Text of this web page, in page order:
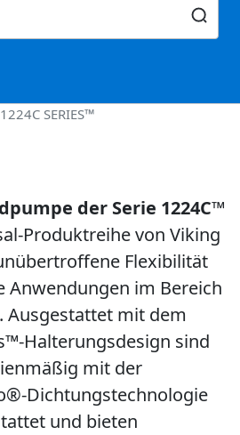
1224C SERIES™
der Serie 1224C™
Produktreihe von Viking
Flexibilität
Anwendungen im Bereich
Ausgestattet mit dem
Halterungsdesign sind
mit der
Dichtungstechnologie
und bieten